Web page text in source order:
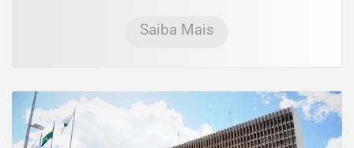
Saiba Mais